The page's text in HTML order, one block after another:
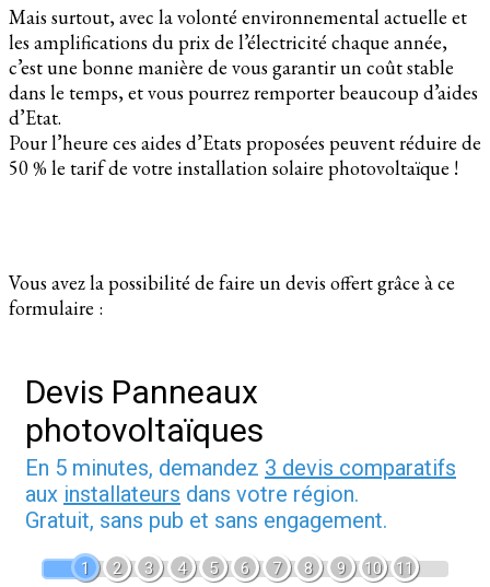
Mais surtout, avec la volonté environnemental actuelle et
les amplifications du prix de l’électricité chaque année,
c’est une bonne manière de vous garantir un coût stable
dans le temps, et vous pourrez remporter beaucoup d’aides
d’Etat.
Pour l’heure ces aides d’Etats proposées peuvent réduire de
50 % le tarif de votre installation solaire photovoltaïque !
Vous avez la possibilité de faire un devis offert grâce à ce
formulaire :
Devis Panneaux
photovoltaïques
En 5 minutes, demandez 3 devis comparatifs
aux installateurs dans votre région.
Gratuit, sans pub et sans engagement.
1 2 3 4 5 6 7 8 9 10 11